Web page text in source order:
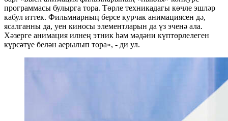
программасы булырга тора. Төрле техникадагы көчле эшләр
кабул иттек. Фильмнарның берсе курчак анимациясен дә,
ясалганны да, уен киносы элементларын да үз эченә ала.
Хәзерге анимация илнең этник һәм мәдәни күптөрлелеген
күрсәтүе белән аерылып тора», - ди ул.